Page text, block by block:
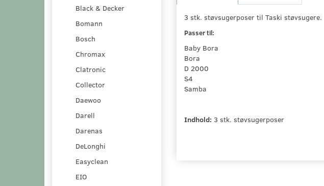
Black & Decker
Bomann
Bosch
Chromax
Clatronic
Collector
Daewoo
Darell
Darenas
DeLonghi
Easyclean
EIO
3 stk. støvsugerposer til Taski støvsugere.
Passer til:
Baby Bora
Bora
D 2000
S4
Samba
Indhold: 3 stk. støvsugerposer